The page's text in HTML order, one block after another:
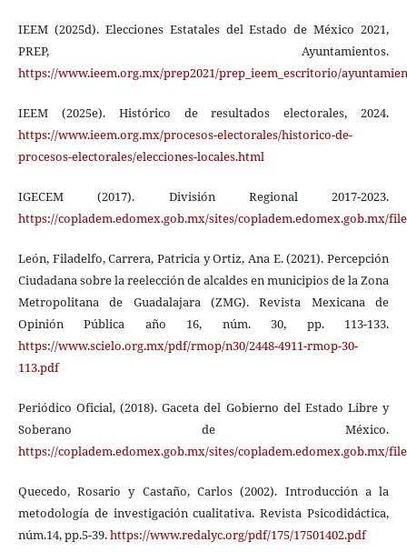
IEEM (2025d). Elecciones Estatales del Estado de México 2021,
PREP, Ayuntamientos.
https://www.ieem.org.mx/prep2021/prep_ieem_escritorio/
IEEM (2025e). Histórico de resultados electorales, 2024.
https://www.ieem.org.mx/procesos-electorales/historico-de-
procesos-electorales/elecciones-locales.html
IGECEM (2017). División Regional 2017-2023.
https://copladem.edomex.gob.mx/sites/copladem.edomex.gob.mx/
León, Filadelfo, Carrera, Patricia y Ortiz, Ana E. (2021). Percepción
Ciudadana sobre la reelección de alcaldes en municipios de la Zona
Metropolitana de Guadalajara (ZMG). Revista Mexicana de
Opinión Pública año 16, núm. 30, pp. 113-133.
https://www.scielo.org.mx/pdf/rmop/n30/2448-4911-rmop-30-
113.pdf
Periódico Oficial, (2018). Gaceta del Gobierno del Estado Libre y
Soberano de México.
https://copladem.edomex.gob.mx/sites/copladem.edomex.gob.mx/
Quecedo, Rosario y Castaño, Carlos (2002). Introducción a la
metodología de investigación cualitativa. Revista Psicodidáctica,
núm.14, pp.5-39.https://www.redalyc.org/pdf/175/17501402.pdf